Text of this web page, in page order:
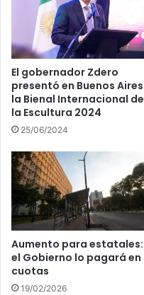
El gobernador Zdero
presentó en Buenos Aires
la Bienal Internacional de
la Escultura 2024
25/06/2024
Aumento para estatales:
el Gobierno lo pagará en
cuotas
19/02/2026